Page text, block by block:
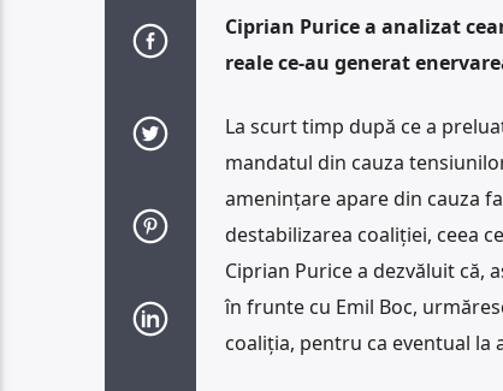
Ciprian Purice a analizat
reale ce-au generat
La scurt timp după ce a
mandatul din cauza
amenințare apare din cauza
destabilizarea coaliției, ceea
Ciprian Purice a dezvăluit că,
în frunte cu Emil Boc,
coaliția, pentru ca eventual la